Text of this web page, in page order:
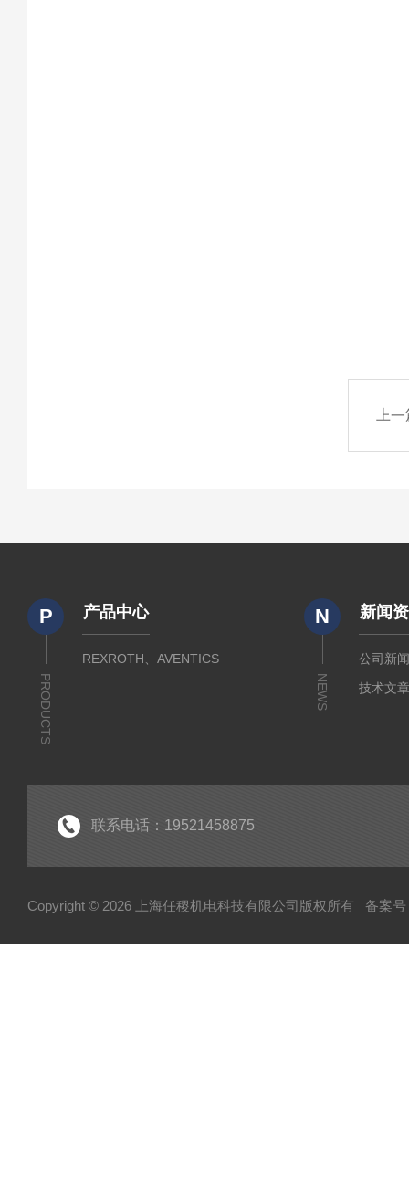
上
P
PRODUCTS
产品中心
REXROTH、AVENTICS
N
NEWS
新闻
公司新
技术文
联系电话：19521458875
Copyright © 2026 上海任稷机电科技有限公司版权所有 备案号